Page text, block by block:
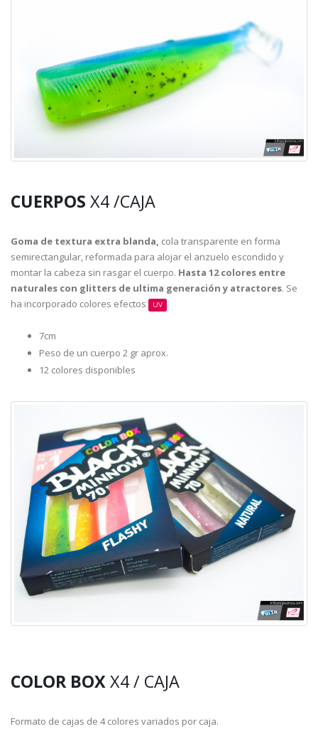
CUERPOS X4 /CAJA
Goma de textura extra blanda, cola transparente en forma
semirectangular, reformada para alojar el anzuelo escondido y
montar la cabeza sin rasgar el cuerpo. Hasta 12 colores entre
naturales con glitters de ultima generación y atractores. Se
ha incorporado colores efectos
UV .
7cm
Peso de un cuerpo 2 gr aprox.
12 colores disponibles
COLOR BOXX4 / CAJA
Formato de cajas de 4 colores variados por caja.